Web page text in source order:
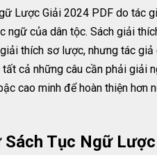
Lược Giải 2024 PDF do tác
ngữ của dân tộc. Sách giải
thích sơ lược, nhưng tác
cả những câu cần phải giải
cao minh để hoàn thiện
Sách Tục Ngữ